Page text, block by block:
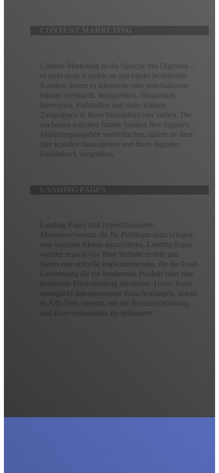
CONTENT MARKETING
Content-Marketing ist die Sprache des Digitalen –
es zieht neue Kunden an und bindet bestehende
Kunden, indem es lehrreiche oder unterhaltsame
Inhalte bereitstellt. Infografiken, Blogartikel,
Interviews, Fallstudien und mehr können
Zielgruppen in Ihren Verkaufstrichter ziehen. Die
am besten teilbaren Inhalte können Ihre digitalen
Marketingausgaben vervielfachen, indem sie über
Ihre Kunden hinausgehen und Ihren digitalen
Fußabdruck vergrößern.
LANDING PAGES
Landing Pages sind hyperfokussierte
Markenwebseiten, die Ihr Publikum dazu bringen,
eine einzelne Aktion auszuführen. Landing Pages
werden separat von Ihrer Website erstellt und
bieten eine schnelle Implementierung, die die Lead-
Generierung für ein bestimmtes Produkt oder eine
bestimmte Dienstleistung maximiert. Unser Team
ermöglicht datengesteuerte Entscheidungen, indem
es A/B-Tests einsetzt, um die Benutzererfahrung
und Konversionsraten zu optimieren.